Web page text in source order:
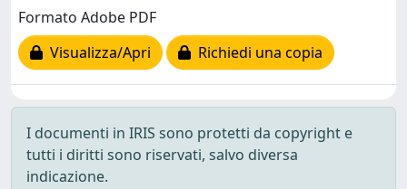
Formato Adobe PDF
Visualizza/Apri
Richiedi una copia
I documenti in IRIS sono protetti da copyright e
tutti i diritti sono riservati, salvo diversa
indicazione.